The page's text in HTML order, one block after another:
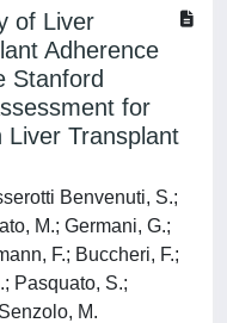
of Liver
Adherence
Stanford
for
Liver Transplant
Benvenuti, S.;
M.; Germani, G.;
F.; Buccheri, F.;
Pasquato, S.;
M.